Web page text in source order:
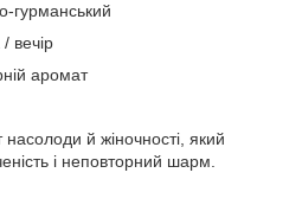
гурманський
вечір
аромат
й жіночності, який
і неповторний шарм.